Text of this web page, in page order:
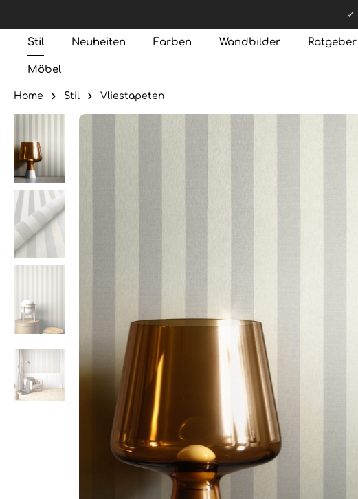
Stil Neuheiten Farben Wandbilder Ratgeber
Möbel
Home Stil Vliestapeten